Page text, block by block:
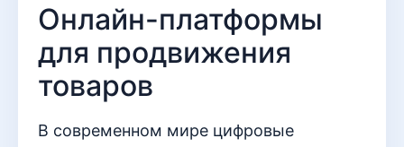
Онлайн-платформы
для продвижения
товаров
В современном мире цифровые